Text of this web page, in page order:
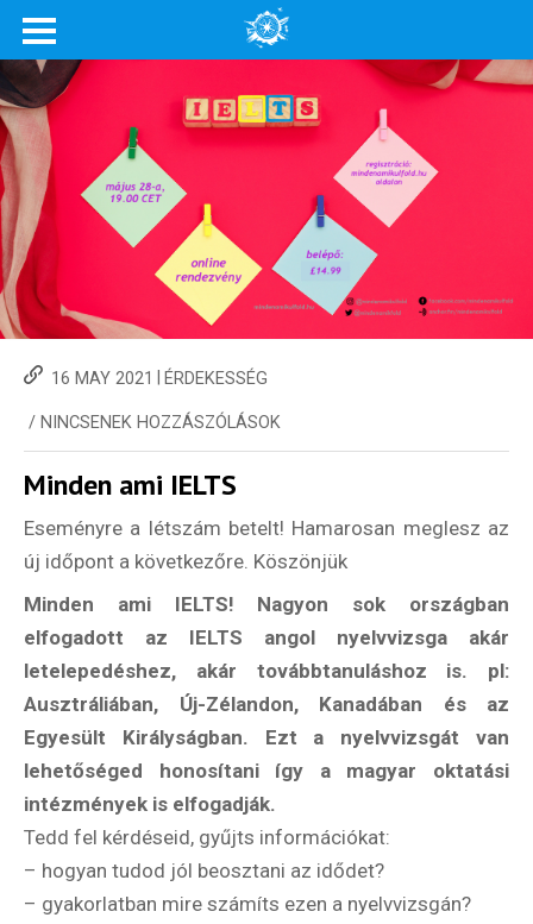
16 MAY 2021 ÉRDEKESSÉG
/ NINCSENEK HOZZÁSZÓLÁSOK
Minden ami IELTS
Eseményre a létszám betelt! Hamarosan meglesz az
új időpont a következőre. Köszönjük
Minden ami IELTS! Nagyon sok országban
elfogadott az IELTS angol nyelvvizsga akár
letelepedéshez, akár továbbtanuláshoz is. pl:
Ausztráliában, Új-Zélandon, Kanadában és az
Egyesült Királyságban. Ezt a nyelvvizsgát van
lehetőséged honosítani így a magyar oktatási
intézmények is elfogadják.
Tedd fel kérdéseid, gyűjts információkat:
– hogyan tudod jól beosztani az idődet?
– gyakorlatban mire számíts ezen a nyelvvizsgán?